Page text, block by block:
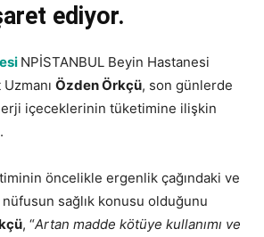
ediyor.
NPİSTANBUL Beyin Hastanesi
Özden Örkçü, son günlerde
içeceklerinin tüketimine ilişkin
öncelikle ergenlik çağındaki ve
sağlık konusu olduğunu
, “Artan madde kötüye kullanımı ve